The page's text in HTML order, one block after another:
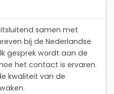
samen met
bij de Nederlandse
gesprek wordt aan de
het contact is ervaren.
kwaliteit van de